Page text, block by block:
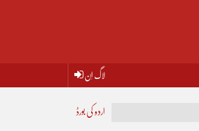
لاگ اِن
اردو کی بورڈ